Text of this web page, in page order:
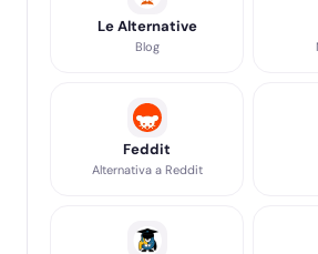
Le Alternative
Blog
Feddit
Alternativa a Reddit